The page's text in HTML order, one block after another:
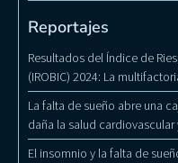
Reportajes
Resultados del Índice de
(IROBIC) 2024: La
La falta de sueño abre una
daña la salud cardiovascular
El insomnio y la falta de